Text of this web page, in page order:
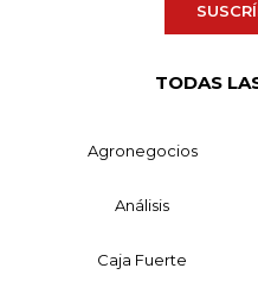
TODAS
Agronegocios
Análisis
Caja Fuerte